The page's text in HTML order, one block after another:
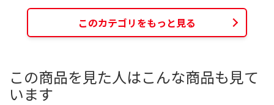
このカテゴリをもっと見る
この商品を見た人はこんな商品も見て
います